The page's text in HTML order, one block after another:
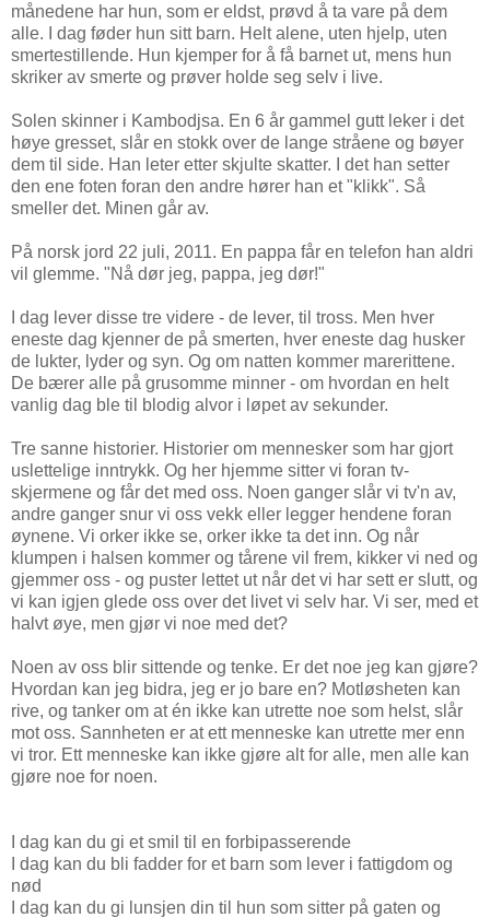
månedene har hun, som er eldst, prøvd å ta vare på dem
alle. I dag føder hun sitt barn. Helt alene, uten hjelp, uten
smertestillende. Hun kjemper for å få barnet ut, mens hun
skriker av smerte og prøver holde seg selv i live.
Solen skinner i Kambodjsa. En 6 år gammel gutt leker i det
høye gresset, slår en stokk over de lange stråene og bøyer
dem til side. Han leter etter skjulte skatter. I det han setter
den ene foten foran den andre hører han et "klikk". Så
smeller det. Minen går av.
På norsk jord 22 juli, 2011. En pappa får en telefon han aldri
vil glemme. "Nå dør jeg, pappa, jeg dør!"
I dag lever disse tre videre - de lever, til tross. Men hver
eneste dag kjenner de på smerten, hver eneste dag husker
de lukter, lyder og syn. Og om natten kommer marerittene.
De bærer alle på grusomme minner - om hvordan en helt
vanlig dag ble til blodig alvor i løpet av sekunder.
Tre sanne historier. Historier om mennesker som har gjort
uslettelige inntrykk. Og her hjemme sitter vi foran tv-
skjermene og får det med oss. Noen ganger slår vi tv'n av,
andre ganger snur vi oss vekk eller legger hendene foran
øynene. Vi orker ikke se, orker ikke ta det inn. Og når
klumpen i halsen kommer og tårene vil frem, kikker vi ned og
gjemmer oss - og puster lettet ut når det vi har sett er slutt, og
vi kan igjen glede oss over det livet vi selv har. Vi ser, med et
halvt øye, men gjør vi noe med det?
Noen av oss blir sittende og tenke. Er det noe jeg kan gjøre?
Hvordan kan jeg bidra, jeg er jo bare en? Motløsheten kan
rive, og tanker om at én ikke kan utrette noe som helst, slår
mot oss. Sannheten er at ett menneske kan utrette mer enn
vi tror. Ett menneske kan ikke gjøre alt for alle, men alle kan
gjøre noe for noen.
I dag kan du gi et smil til en forbipasserende
I dag kan du bli fadder for et barn som lever i fattigdom og
nød
I dag kan du gi lunsjen din til hun som sitter på gaten og